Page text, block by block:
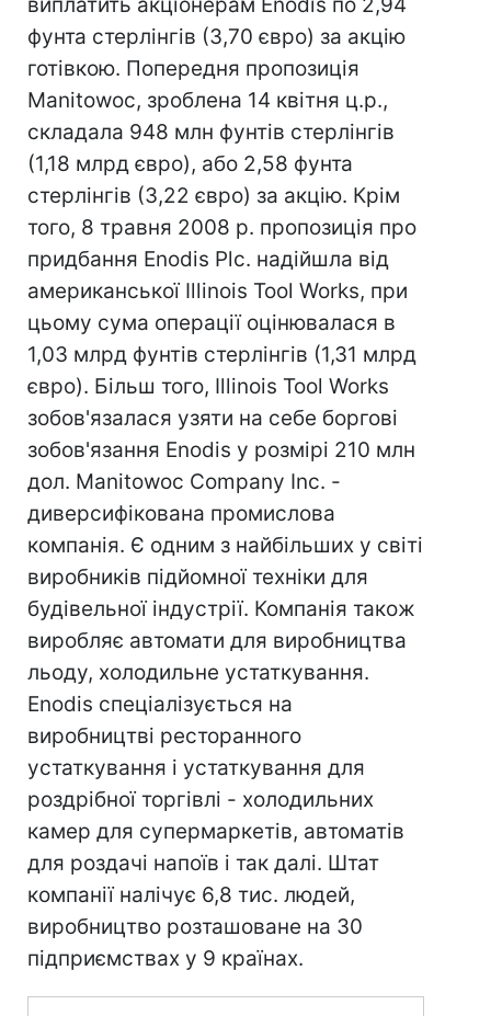
фунта стерлінгів (3,70 євро) за акцію
готівкою. Попередня пропозиція
Manitowoc, зроблена 14 квітня ц.р.,
складала 948 млн фунтів стерлінгів
(1,18 млрд євро), або 2,58 фунта
стерлінгів (3,22 євро) за акцію. Крім
того, 8 травня 2008 р. пропозиція про
придбання Enodis Plc. надійшла від
американської Illinois Tool Works, при
цьому сума операції оцінювалася в
1,03 млрд фунтів стерлінгів (1,31 млрд
євро). Більш того, Illinois Tool Works
зобов'язалася узяти на себе боргові
зобов'язання Enodis у розмірі 210 млн
дол. Manitowoc Company Inc. -
диверсифікована промислова
компанія. Є одним з найбільших у світі
виробників підйомної техніки для
будівельної індустрії. Компанія також
виробляє автомати для виробництва
льоду, холодильне устаткування.
Enodis спеціалізується на
виробництві ресторанного
устаткування і устаткування для
роздрібної торгівлі - холодильних
камер для супермаркетів, автоматів
для роздачі напоїв і так далі. Штат
компанії налічує 6,8 тис. людей,
виробництво розташоване на 30
підприємствах у 9 країнах.